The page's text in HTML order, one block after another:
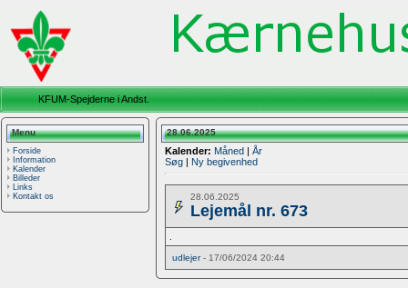
KFUM-Spejderne i Andst.
Menu
Forside
Information
Kalender
Billeder
Links
Kontakt os
28.06.2025
Kalender: Måned | År
Søg | Ny begivenhed
28.06.2025
Lejemål nr. 673
udlejer- 17/06/2024 20:44